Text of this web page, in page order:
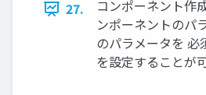
27.
コンポーネント作
ンポーネントのパ
のパラメータを
を設定することが